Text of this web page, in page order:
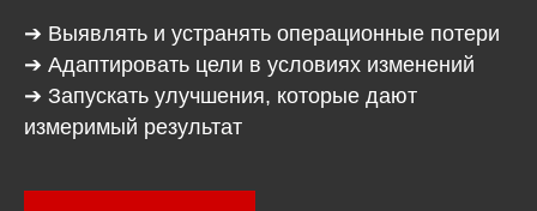
➔ Выявлять и устранять операционные потери
➔ Адаптировать цели в условиях изменений
➔ Запускать улучшения, которые дают
измеримый результат